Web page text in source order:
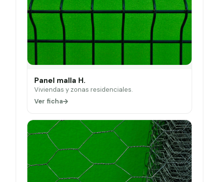
Panel malla H.
Viviendas y zonas residenciales.
Ver ficha